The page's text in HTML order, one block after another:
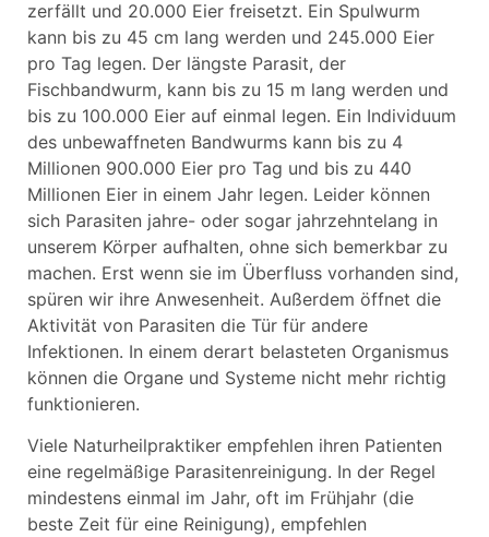
zerfällt und 20.000 Eier freisetzt. Ein Spulwurm
kann bis zu 45 cm lang werden und 245.000 Eier
pro Tag legen. Der längste Parasit, der
Fischbandwurm, kann bis zu 15 m lang werden und
bis zu 100.000 Eier auf einmal legen. Ein Individuum
des unbewaffneten Bandwurms kann bis zu 4
Millionen 900.000 Eier pro Tag und bis zu 440
Millionen Eier in einem Jahr legen. Leider können
sich Parasiten jahre- oder sogar jahrzehntelang in
unserem Körper aufhalten, ohne sich bemerkbar zu
machen. Erst wenn sie im Überfluss vorhanden sind,
spüren wir ihre Anwesenheit. Außerdem öffnet die
Aktivität von Parasiten die Tür für andere
Infektionen. In einem derart belasteten Organismus
können die Organe und Systeme nicht mehr richtig
funktionieren.
Viele Naturheilpraktiker empfehlen ihren Patienten
eine regelmäßige Parasitenreinigung. In der Regel
mindestens einmal im Jahr, oft im Frühjahr (die
beste Zeit für eine Reinigung), empfehlen